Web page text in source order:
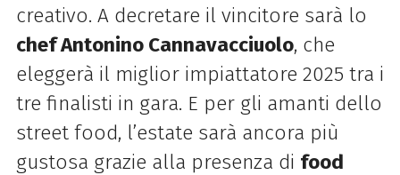
creativo. A decretare il vincitore sarà lo
chef Antonino Cannavacciuolo, che
eleggerà il miglior impiattatore 2025 tra i
tre finalisti in gara. E per gli amanti dello
street food, l’estate sarà ancora più
gustosa grazie alla presenza di food